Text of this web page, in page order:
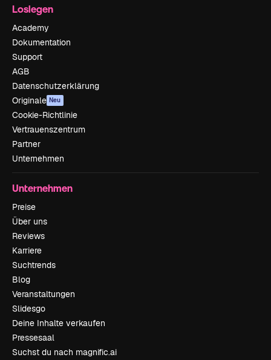
Loslegen
Academy
Dokumentation
Support
AGB
Datenschutzerklärung
Originale Neu
Cookie-Richtlinie
Vertrauenszentrum
Partner
Unternehmen
Unternehmen
Preise
Über uns
Reviews
Karriere
Suchtrends
Blog
Veranstaltungen
Slidesgo
Deine Inhalte verkaufen
Pressesaal
Suchst du nach magnific.ai